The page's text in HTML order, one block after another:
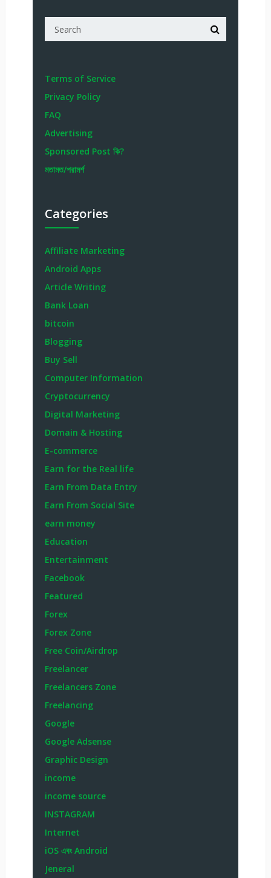
Terms of Service
Privacy Policy
FAQ
Advertising
Sponsored Post কি?
মতামত/পরামর্শ
Categories
Affiliate Marketing
Android Apps
Article Writing
Bank Loan
bitcoin
Blogging
Buy Sell
Computer Information
Cryptocurrency
Digital Marketing
Domain & Hosting
E-commerce
Earn for the Real life
Earn From Data Entry
Earn From Social Site
earn money
Education
Entertainment
Facebook
Featured
Forex
Forex Zone
Free Coin/Airdrop
Freelancer
Freelancers Zone
Freelancing
Google
Google Adsense
Graphic Design
income
income source
INSTAGRAM
Internet
iOS এবং Android
Jeneral